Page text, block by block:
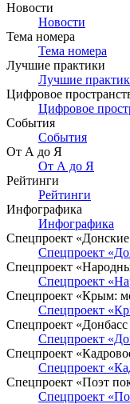
Новости
Новости
Тема номера
Тема номера
Лучшие практики
Лучшие
Цифровое
Цифровое
События
События
От А до Я
От А до Я
Рейтинги
Рейтинги
Инфографика
Инфографика
Спецпроект
Спецпроект
Спецпроект
Спецпроект
Спецпроект «Крым:
Спецпроект
Спецпроект «Донбасс
Спецпроект
Спецпроект
Спецпроект
Спецпроект «Поэт
Спецпроект